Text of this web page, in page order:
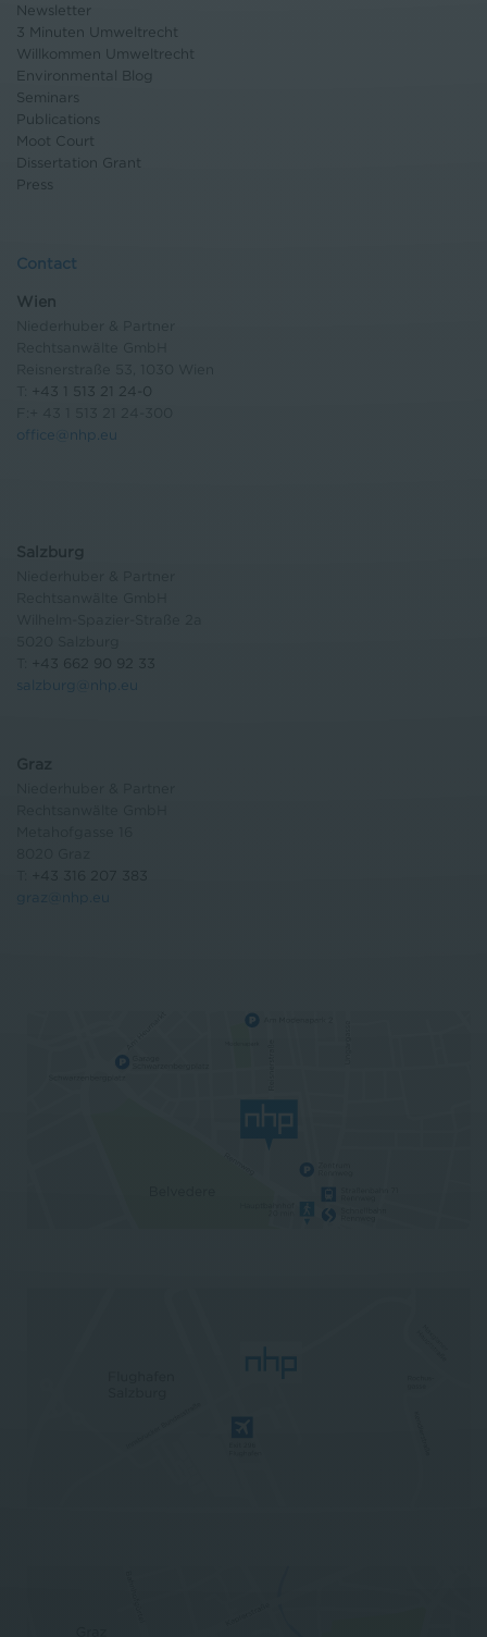
Newsletter
3 Minuten Umweltrecht
Willkommen Umweltrecht
Environmental Blog
Seminars
Publications
Moot Court
Dissertation Grant
Press
Contact
Wien
+43 1 513 21 24-0
office@nhp.eu
Salzburg
salzburg@nhp.eu
graz@nhp.eu